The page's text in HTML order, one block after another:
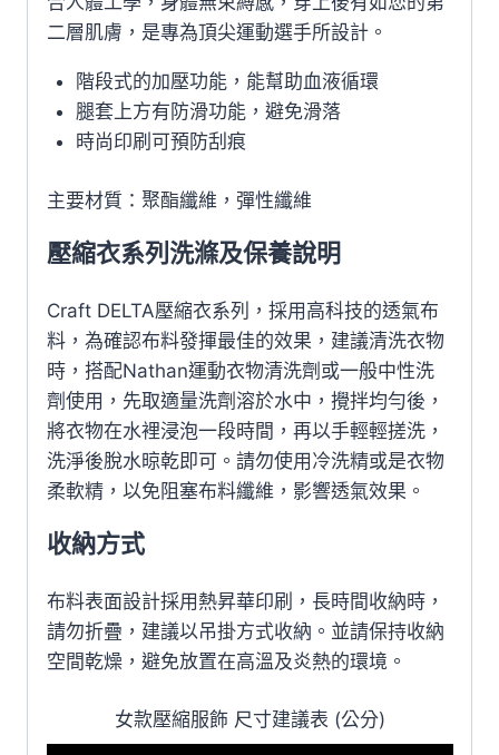
9495
二層肌膚，是專為頂尖運動選手所設計。
階段式的加壓功能，能幫助血液循環
腿套上方有防滑功能，避免滑落
時尚印刷可預防刮痕
主要材質：聚酯纖維，彈性纖維
壓縮衣系列洗滌及保養說明
Craft DELTA壓縮衣系列，採用高科技的透氣布
料，為確認布料發揮最佳的效果，建議清洗衣物
時，搭配Nathan運動衣物清洗劑或一般中性洗
劑使用，先取適量洗劑溶於水中，攪拌均勻後，
將衣物在水裡浸泡一段時間，再以手輕輕搓洗，
洗淨後脫水晾乾即可。請勿使用冷洗精或是衣物
柔軟精，以免阻塞布料纖維，影響透氣效果。
收納方式
布料表面設計採用熱昇華印刷，長時間收納時，
請勿折疊，建議以吊掛方式收納。並請保持收納
空間乾燥，避免放置在高溫及炎熱的環境。
女款壓縮服飾 尺寸建議表 (公分)